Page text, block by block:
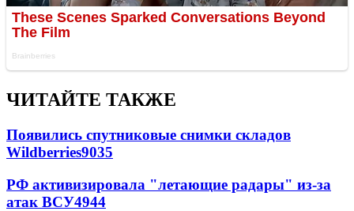
ЧИТАЙТЕ ТАКЖЕ
Появились спутниковые снимки складов
Wildberries9035
РФ активизировала "летающие радары" из-за
атак ВСУ4944